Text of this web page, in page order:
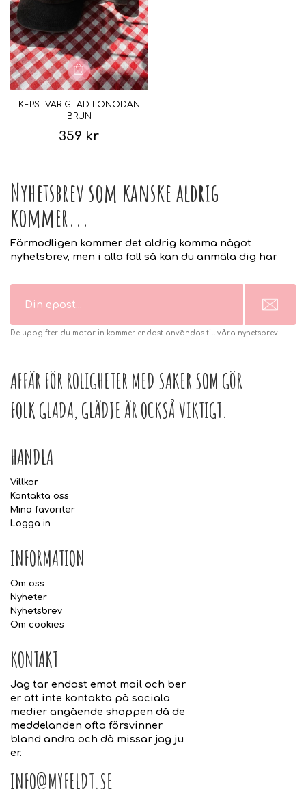
KEPS -VAR GLAD I ONÖDAN
BRUN
359 kr
Nyhetsbrev som kanske aldrig
kommer...
Förmodligen kommer det aldrig komma något
nyhetsbrev, men i alla fall så kan du anmäla dig här
De uppgifter du matar in kommer endast användas till våra nyhetsbrev.
AFFÄR FÖR ROLIGHETER MED SAKER SOM GÖR
FOLK GLADA, GLÄDJE ÄR OCKSÅ VIKTIGT.
HANDLA
Villkor
Kontakta oss
Mina favoriter
Logga in
INFORMATION
Om oss
Nyheter
Nyhetsbrev
Om cookies
KONTAKT
Jag tar endast emot mail och ber
er att inte kontakta på sociala
medier angående shoppen då de
meddelanden ofta försvinner
bland andra och då missar jag ju
er.
INFO@MYFELDT.SE